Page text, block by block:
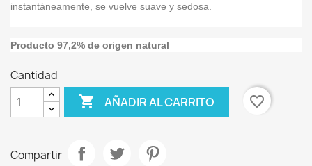
instantáneamente, se vuelve suave y sedosa.
Producto 97,2% de origen natural
Cantidad
 AÑADIR AL CARRITO favorite_border
Compartir